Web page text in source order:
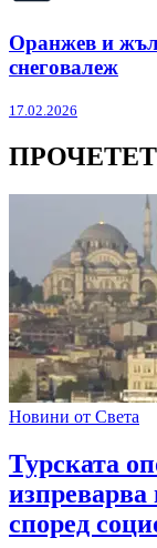
Оранжев и
снеговалеж
17.02.2026
Новини от Света
Турската
изпреварва
според